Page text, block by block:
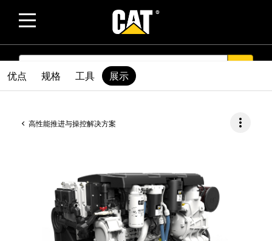
SEARCH
高性能推进与操控解决方案 more_vert
优点 规格 工具 展示